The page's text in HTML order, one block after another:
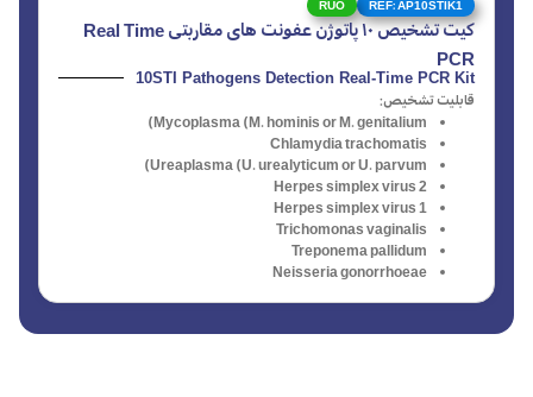
REF: AP10STIK1
RUO
کیت تشخیص ۱۰ پاتوژن عفونت های مقاربتی Real Time
PCR
10STI Pathogens Detection Real-Time PCR Kit
قابلیت تشخیص:
Mycoplasma (M. hominis or M. genitalium)
Chlamydia trachomatis
Ureaplasma (U. urealyticum or U. parvum)
Herpes simplex virus 2
Herpes simplex virus 1
Trichomonas vaginalis
Treponema pallidum
Neisseria gonorrhoeae